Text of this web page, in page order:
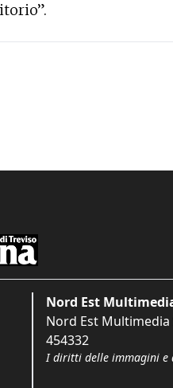
Nord Est
Nord Est Multimedia
454332
I diritti delle immagini e